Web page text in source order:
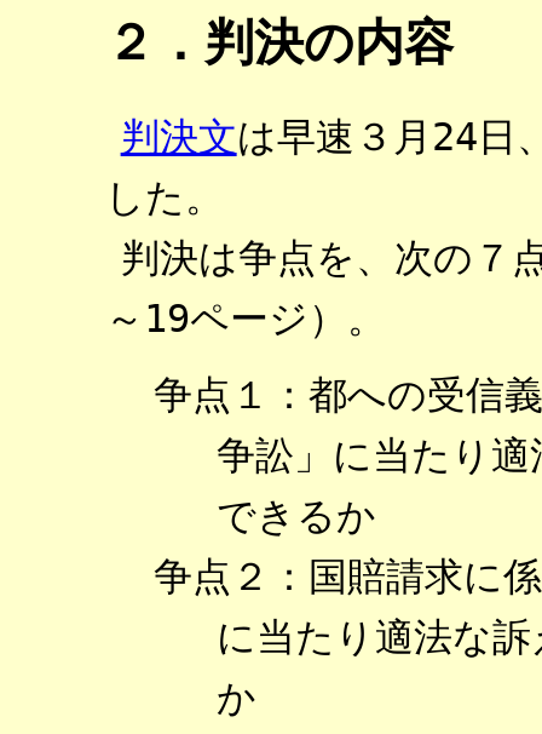
２．判決の内容
判決文は早速３月24日
した。
判決は争点を、次の７
～19ページ）。
争点１：都への受信
争訟」に当たり
できるか
争点２：国賠請求に
に当たり適法な
か